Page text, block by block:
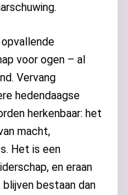
voor ogen – al
Vervang
hedendaagse
herkenbaar: het
macht,
Het is een
en eraan
bestaan dan